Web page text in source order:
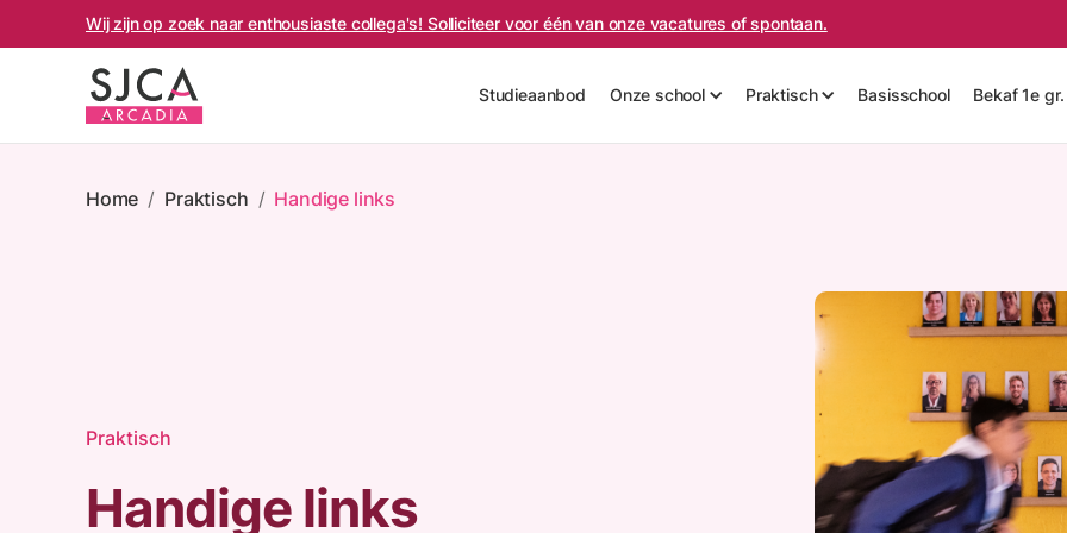
Wij zijn op zoek naar enthousiaste collega's! Solliciteer voor één van onze vacatures of spontaan.
Studieaanbod Onze school Praktisch Basisschool Bekaf 1e gr.
Home / Praktisch / Handige links
Praktisch
Handige links